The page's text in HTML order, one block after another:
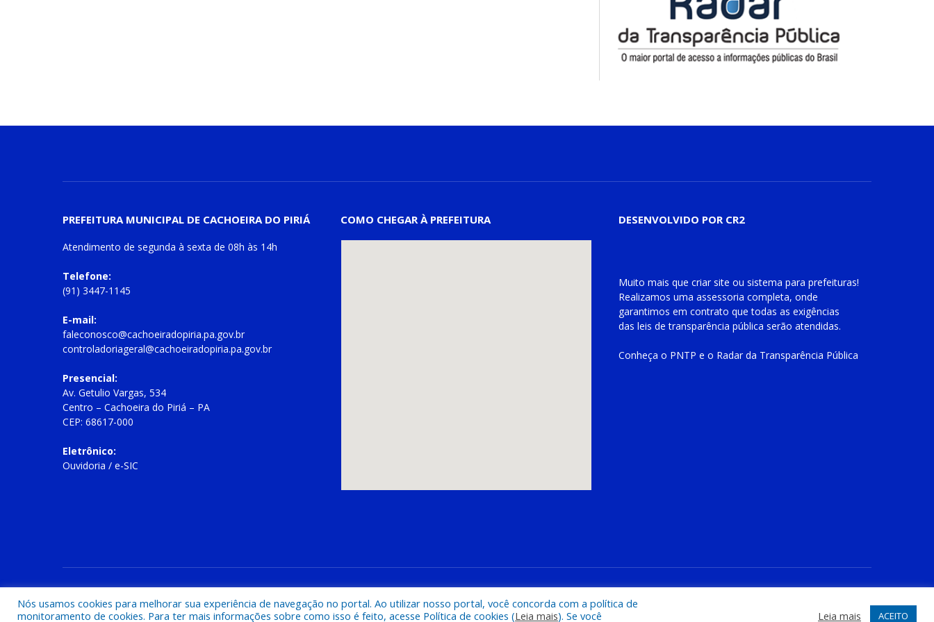
PREFEITURA MUNICIPAL DE CACHOEIRA DO PIRIÁ
Atendimento de segunda à sexta de 08h às 14h
Telefone:
(91) 3447-1145
E-mail:
faleconosco@cachoeiradopiria.pa.gov.br
controladoriageral@cachoeiradopiria.pa.gov.br
Presencial:
Av. Getulio Vargas, 534
Centro – Cachoeira do Piriá – PA
CEP: 68617-000
Eletrônico:
Ouvidoria / e-SIC
COMO CHEGAR À PREFEITURA DESENVOLVIDO POR CR2
Muito mais que criar site ou sistema para prefeituras!
Realizamos uma assessoria completa, onde
garantimos em contrato que todas as exigências
das leis de transparência pública serão atendidas.
Conheça o PNTP e o Radar da Transparência Pública
Nós usamos cookies para melhorar sua experiência de navegação no portal. Ao utilizar nosso portal, você concorda com a política de
monitoramento de cookies. Para ter mais informações sobre como isso é feito, acesse Política de cookies (Leia mais). Se você
Leia mais ACEITO